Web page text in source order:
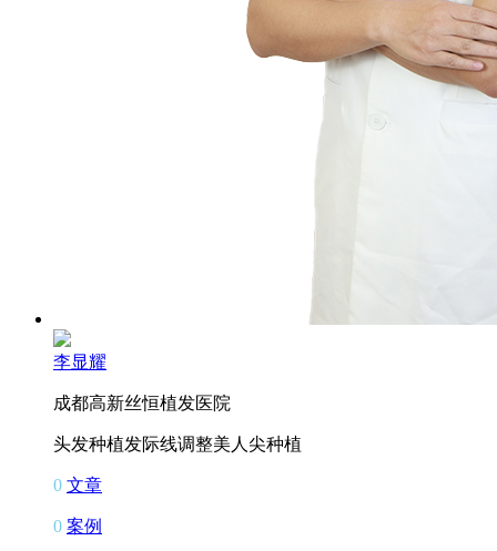
李显耀
成都高新丝恒植发医院
头发种植发际线调整美人尖种植
0 文章
0 案例